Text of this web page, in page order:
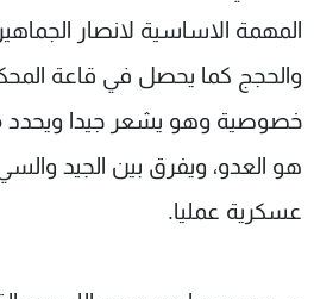
المهمة الاساسية لانصار
والحجج كما يحصل في قاعة
خصوصية وهو يشعر جيدا
هو العدو، ويفرق بين الجيد
عسكرية عمليا.